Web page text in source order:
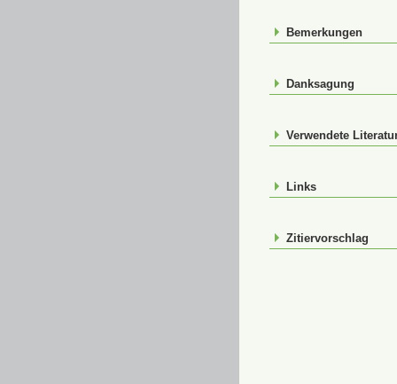
Bemerkungen
Danksagung
Verwendete
Links
Zitiervorschlag